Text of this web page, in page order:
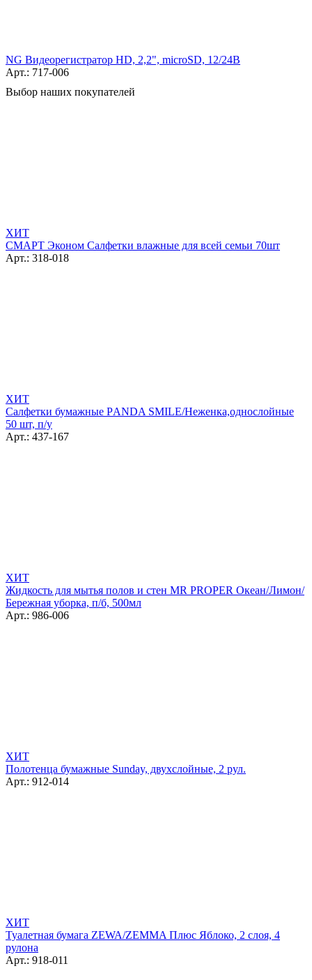
NG Видеорегистратор HD, 2,2", microSD, 12/24В
Арт.: 717-006
Выбор наших покупателей
ХИТ
СМАРТ Эконом Салфетки влажные для всей семьи 70шт
Арт.: 318-018
ХИТ
Салфетки бумажные РANDA SMILE/Неженка,однослойные
50 шт, п/у
Арт.: 437-167
ХИТ
Жидкость для мытья полов и стен MR PROPER Океан/Лимон/
Бережная уборка, п/б, 500мл
Арт.: 986-006
ХИТ
Полотенца бумажные Sunday, двухслойные, 2 рул.
Арт.: 912-014
ХИТ
Туалетная бумага ZEWA/ZEMMA Плюс Яблоко, 2 слоя, 4
рулона
Арт.: 918-011